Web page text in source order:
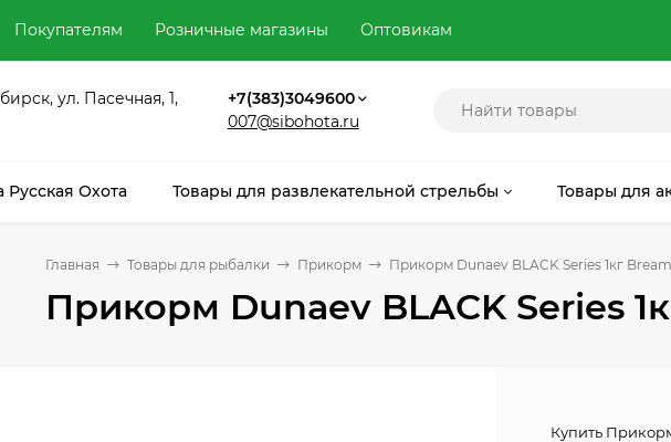
Покупателям Розничные магазины Оптовикам
ул. Пасечная, 1,
+7(383)3049600
007@sibohota.ru
Русская Охота Товары для развлекательной стрельбы Товары для
Главная Товары для рыбалки Прикорм Прикорм Dunaev BLACK Series 1кг
Прикорм Dunaev BLACK Series
Купить